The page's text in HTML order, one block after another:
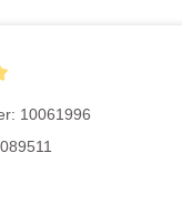
10061996